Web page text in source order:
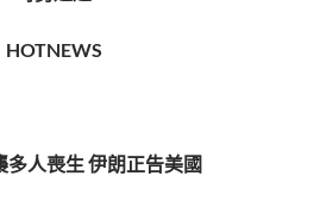
HOTNEWS
人喪生 伊朗正告美國